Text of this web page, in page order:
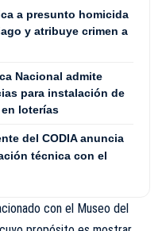
a presunto homicida
y atribuye crimen a
Nacional admite
para instalación de
loterías
del CODIA anuncia
técnica con el
con el Museo del